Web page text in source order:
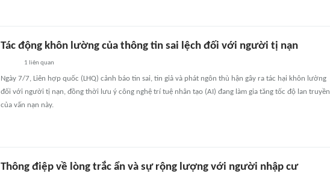
Tác động khôn lường của thông tin sai lệch đối với người tị nạn
1 liên quan
Ngày 7/7, Liên hợp quốc (LHQ) cảnh báo tin sai, tin giả và phát ngôn thù hận gây ra tác hại khôn lường
đối với người tị nạn, đồng thời lưu ý công nghệ trí tuệ nhân tạo (AI) đang làm gia tăng tốc độ lan truyền
của vấn nạn này.
Thông điệp về lòng trắc ẩn và sự rộng lượng với người nhập cư